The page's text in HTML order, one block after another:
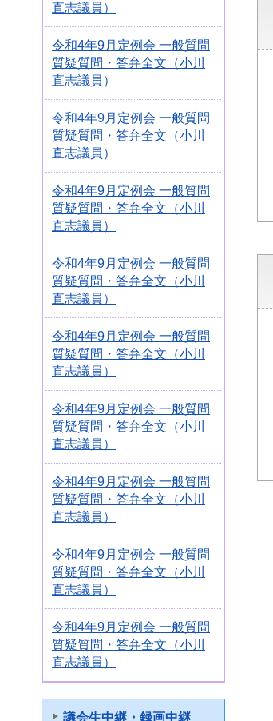
直志議員）
令和4年9月定例会 一般質問
質疑質問・答弁全文（小川
直志議員）
令和4年9月定例会 一般質問
質疑質問・答弁全文（小川
直志議員）
令和4年9月定例会 一般質問
質疑質問・答弁全文（小川
直志議員）
令和4年9月定例会 一般質問
質疑質問・答弁全文（小川
直志議員）
令和4年9月定例会 一般質問
質疑質問・答弁全文（小川
直志議員）
令和4年9月定例会 一般質問
質疑質問・答弁全文（小川
直志議員）
令和4年9月定例会 一般質問
質疑質問・答弁全文（小川
直志議員）
令和4年9月定例会 一般質問
質疑質問・答弁全文（小川
直志議員）
令和4年9月定例会 一般質問
質疑質問・答弁全文（小川
直志議員）
議会生中継・録画中継